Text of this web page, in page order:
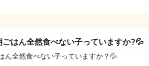
はん全然食べない子っていますか?💦
ん全然食べない子っていますか？💦